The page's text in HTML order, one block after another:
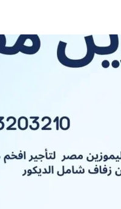
ا
ت
ل
س
ي
عروض شركات النقل